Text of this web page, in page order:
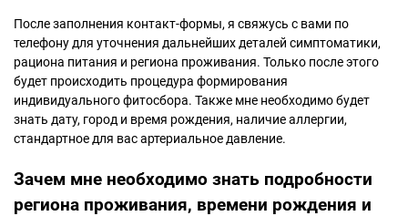
После заполнения контакт-формы, я свяжусь с вами по
телефону для уточнения дальнейших деталей симптоматики,
рациона питания и региона проживания. Только после этого
будет происходить процедура формирования
индивидуального фитосбора. Также мне необходимо будет
знать дату, город и время рождения, наличие аллергии,
стандартное для вас артериальное давление.
Зачем мне необходимо знать подробности
региона проживания, времени рождения и